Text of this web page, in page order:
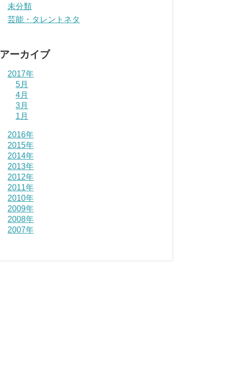
未分類
芸能・タレントネタ
アーカイブ
2017年
5月
4月
3月
1月
2016年
2015年
2014年
2013年
2012年
2011年
2010年
2009年
2008年
2007年